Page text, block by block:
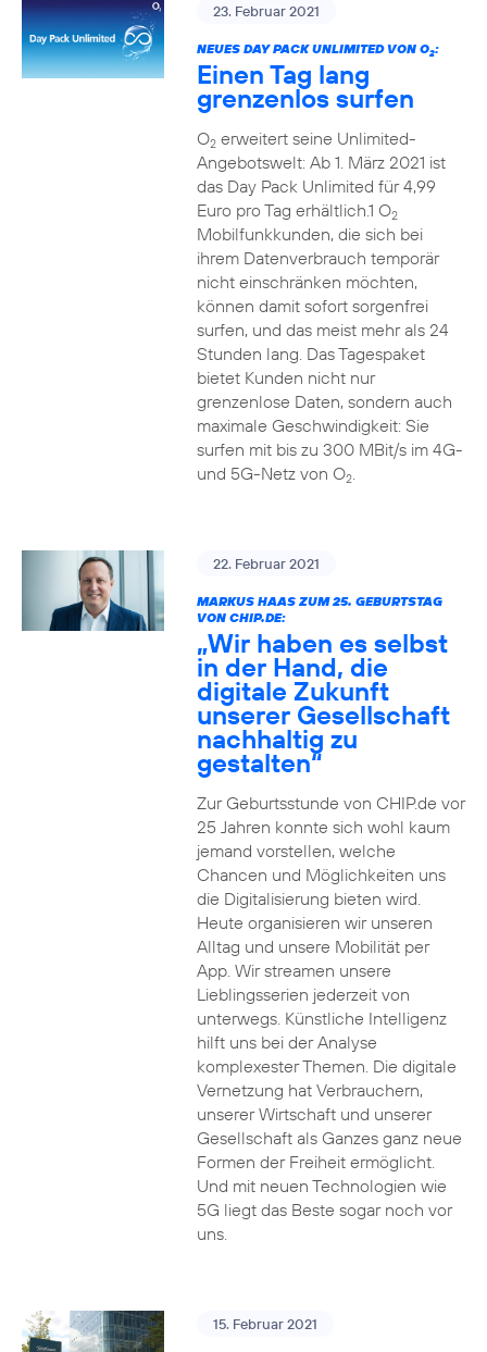
23. Februar 2021
NEUES DAY PACK UNLIMITED VON O2:
Einen Tag lang
grenzenlos surfen
O2erweitert seine Unlimited-
Angebotswelt: Ab 1. März 2021 ist
das Day Pack Unlimited für 4,99
Euro pro Tag erhältlich.1 O2
Mobilfunkkunden, die sich bei
ihrem Datenverbrauch temporär
nicht einschränken möchten,
können damit sofort sorgenfrei
surfen, und das meist mehr als 24
Stunden lang. Das Tagespaket
bietet Kunden nicht nur
grenzenlose Daten, sondern auch
maximale Geschwindigkeit: Sie
surfen mit bis zu 300 MBit/s im 4G-
und 5G-Netz von O2.
22. Februar 2021
MARKUS HAAS ZUM 25. GEBURTSTAG
VON CHIP.DE:
„Wir haben es selbst
in der Hand, die
digitale Zukunft
unserer Gesellschaft
nachhaltig zu
gestalten“
Zur Geburtsstunde von CHIP.de vor
25 Jahren konnte sich wohl kaum
jemand vorstellen, welche
Chancen und Möglichkeiten uns
die Digitalisierung bieten wird.
Heute organisieren wir unseren
Alltag und unsere Mobilität per
App. Wir streamen unsere
Lieblingsserien jederzeit von
unterwegs. Künstliche Intelligenz
hilft uns bei der Analyse
komplexester Themen. Die digitale
Vernetzung hat Verbrauchern,
unserer Wirtschaft und unserer
Gesellschaft als Ganzes ganz neue
Formen der Freiheit ermöglicht.
Und mit neuen Technologien wie
5G liegt das Beste sogar noch vor
uns.
15. Februar 2021